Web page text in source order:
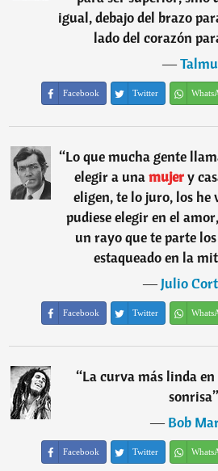
igual, debajo del brazo
lado del corazón
―
Facebook Twitter
“Lo que mucha gente
elegir a unamujery
eligen, te lo juro, los he
pudiese elegir en el
un rayo que te parte
estaqueado en la
―Julio
Facebook Twitter
“La curva más linda
sonrisa”
―Bob
Facebook Twitter